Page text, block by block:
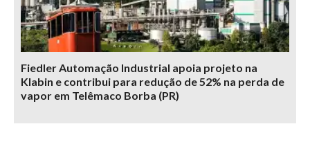
Fiedler Automação Industrial apoia projeto na
Klabin e contribui para redução de 52% na perda de
vapor em Telêmaco Borba (PR)